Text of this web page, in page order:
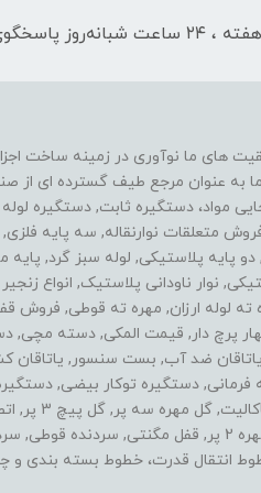
پاسخگوی شما هستیم
به عنوان مرجع طیف گسترده ای از
مواد، دستگیره ثابت, دستگیره
متعلقات نوارنقاله, سه پایه
دو پایه پلاستیکی, لوله سبز گرد,
نوار ناودانی پلاستیک,
ته لوله ارزان, مهره ته قوطی, فروش
پرچ دار, قیمت المکی, دسته مچی,
ضد آب, بست سنسور, یاتاقان
دستگیره توکار بیضی,
دو پر, گل مهره 2 پر, قفل مگنتی,
انتقال قدرت، خطوط بسته بندی و